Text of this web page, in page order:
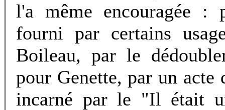
l'a même encouragée :
fourni par certains
Boileau, par le
pour Genette, par un
incarné par le "Il était